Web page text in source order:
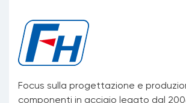
Focus sulla progettazione e
componenti in acciaio legato dal